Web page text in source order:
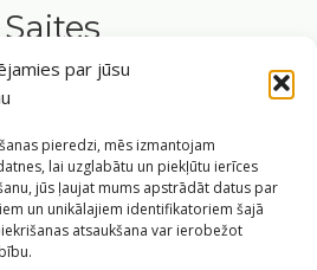
par jūsu
pieredzi, mēs izmantojam
lai uzglabātu un piekļūtu ierīces
jūs ļaujat mums apstrādāt datus par
un unikālajiem identifikatoriem šajā
atsaukšana var ierobežot
Saites
politika
mums